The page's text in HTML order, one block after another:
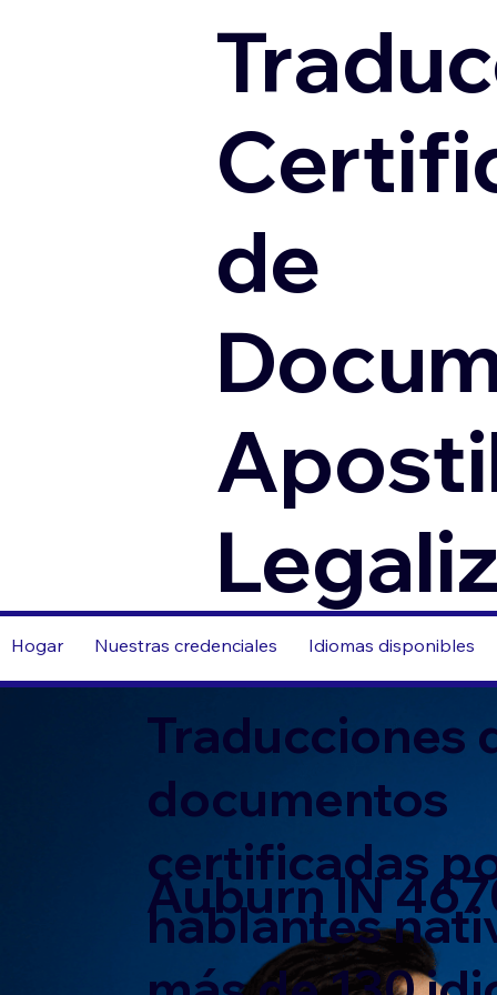
de
Hogar Nuestras credenciales Idiomas disponibles
Traducciones
documentos
certificadas
hablantes
Auburn IN